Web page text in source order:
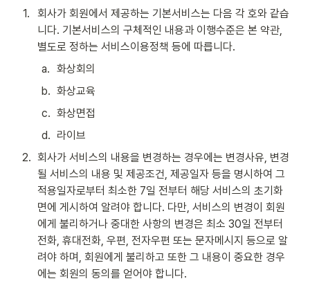
1.
회사가 회원에서 제공하는 기본서비스는 다음 각 호와 같습
니다. 기본서비스의 구체적인 내용과 이행수준은 본 약관,
별도로 정하는 서비스이용정책 등에 따릅니다.
a. 화상회의
b. 화상교육
c. 화상면접
d. 라이브
2. 회사가 서비스의 내용을 변경하는 경우에는 변경사유, 변경
될 서비스의 내용 및 제공조건, 제공일자 등을 명시하여 그
적용일자로부터 최소한 7일 전부터 해당 서비스의 초기화
면에 게시하여 알려야 합니다. 다만, 서비스의 변경이 회원
에게 불리하거나 중대한 사항의 변경은 최소 30일 전부터
전화, 휴대전화, 우편, 전자우편 또는 문자메시지 등으로 알
려야 하며, 회원에게 불리하고 또한 그 내용이 중요한 경우
에는 회원의 동의를 얻어야 합니다.